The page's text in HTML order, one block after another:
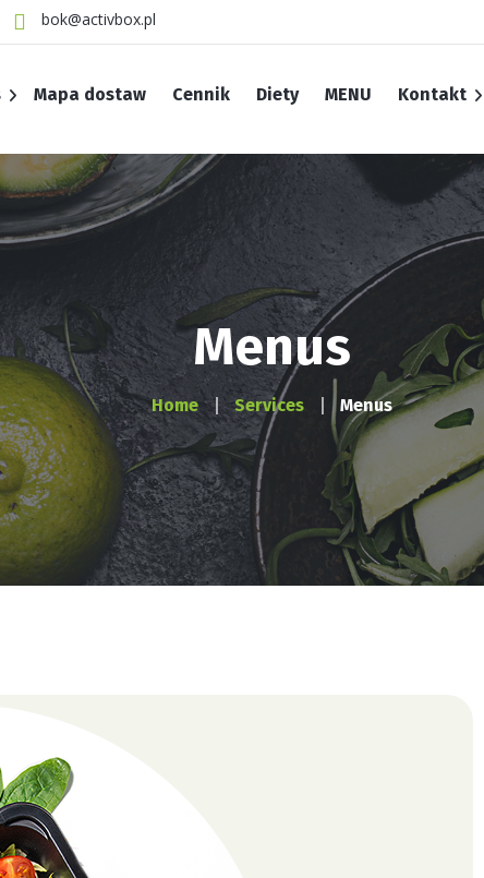
bok@activbox.pl
Mapa dostaw Cennik Diety MENU Kontakt
INFORMACJA O RODO
Polityka cookies
Regulamin
Menus
Home Services Menus